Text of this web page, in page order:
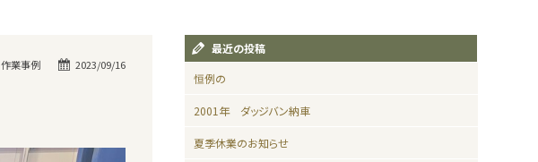
2023/09/16
作業事例
最近の投稿
恒例の
2001年 ダッジバン納車
夏季休業のお知らせ